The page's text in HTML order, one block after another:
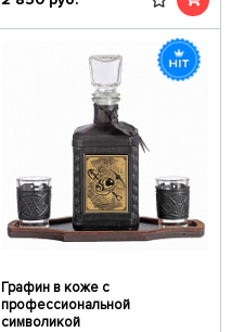
Графин в коже с
профессиональной
символикой